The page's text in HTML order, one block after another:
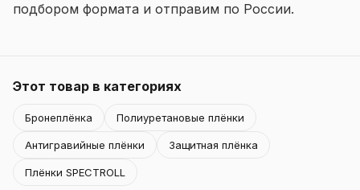
подбором формата и отправим по России.
Этот товар в категориях
Бронеплёнка Полиуретановые плёнки
Антигравийные плёнки Защитная плёнка
Плёнки SPECTROLL